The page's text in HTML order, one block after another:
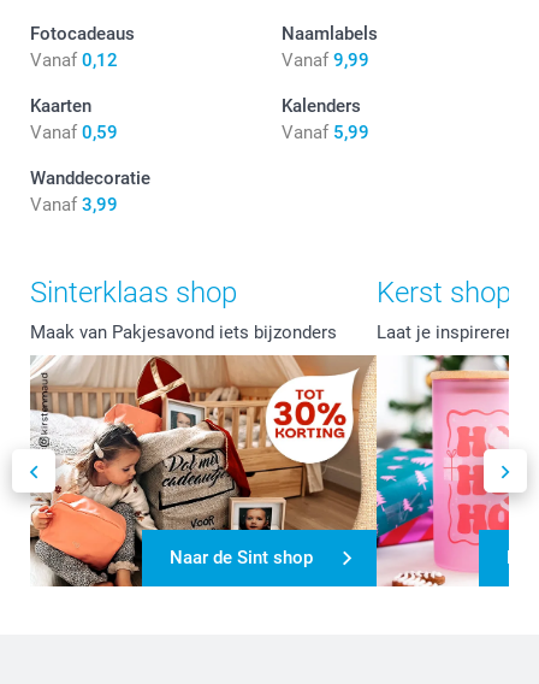
Fotocadeaus
Vanaf 0,12
Naamlabels
Vanaf 9,99
Kaarten
Vanaf 0,59
Kalenders
Vanaf 5,99
Wanddecoratie
Vanaf 3,99
Sinterklaas shop
Maak van Pakjesavond iets bijzonders
Naar de Sint shop
Kerst shop
Laat je inspireren